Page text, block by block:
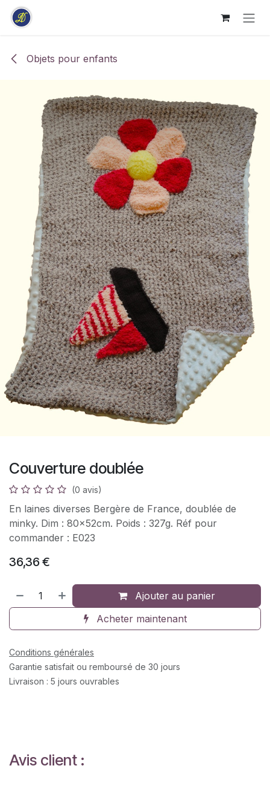
Se rendre au contenu
Objets pour enfants
Couverture doublée
(0 avis)
En laines diverses Bergère de France, doublée de
minky. Dim : 80x52cm. Poids : 327g. Réf pour
commander : E023
36,36 €
Ajouter au panier
Acheter maintenant
Conditions générales
Garantie satisfait ou remboursé de 30 jours
Livraison : 5 jours ouvrables
Avis client :